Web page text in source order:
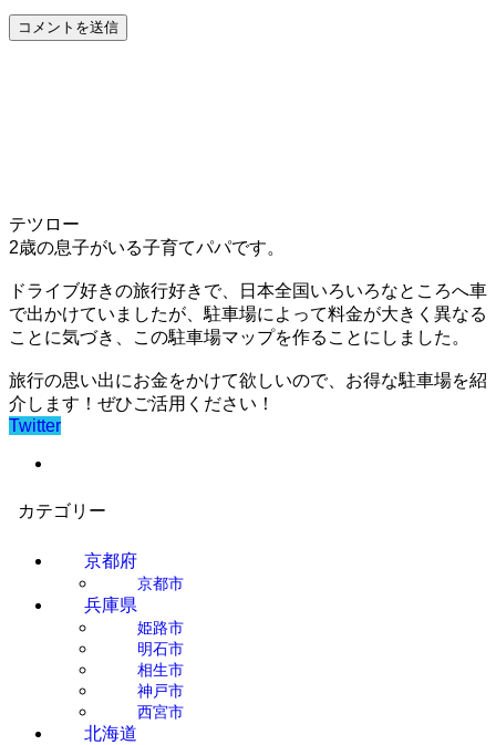
テツロー
2歳の息子がいる子育てパパです。
ドライブ好きの旅行好きで、日本全国いろいろなところへ車
で出かけていましたが、駐車場によって料金が大きく異なる
ことに気づき、この駐車場マップを作ることにしました。
旅行の思い出にお金をかけて欲しいので、お得な駐車場を紹
介します！ぜひご活用ください！
Twitter
カテゴリー
京都府
京都市
兵庫県
姫路市
明石市
相生市
神戸市
西宮市
北海道